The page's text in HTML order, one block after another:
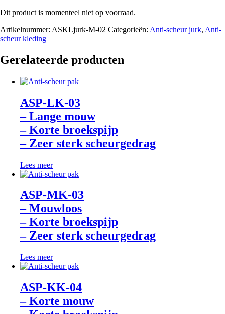
Dit product is momenteel niet op voorraad.
Artikelnummer: ASKLjurk-M-02 Categorieën: Anti-scheur jurk, Anti-
scheur kleding
Gerelateerde producten
ASP-LK-03
– Lange mouw
– Korte broekspijp
– Zeer sterk scheurgedrag
Lees meer
ASP-MK-03
– Mouwloos
– Korte broekspijp
– Zeer sterk scheurgedrag
Lees meer
ASP-KK-04
– Korte mouw